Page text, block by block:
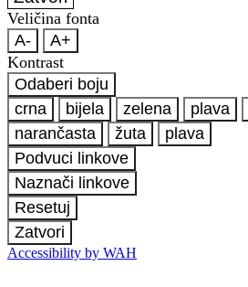
Veličina fonta
A-
A+
Kontrast
Odaberi boju
crna
bijela zelena plava
narančasta
žuta
plava
Podvuci linkove
Naznači linkove
Resetuj
Zatvori
Accessibility by WAH